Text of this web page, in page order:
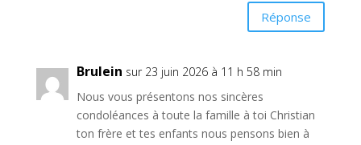
Réponse
Brulein sur 23 juin 2026 à 11 h 58 min
Nous vous présentons nos sincères
condoléances à toute la famille à toi Christian
ton frère et tes enfants nous pensons bien à